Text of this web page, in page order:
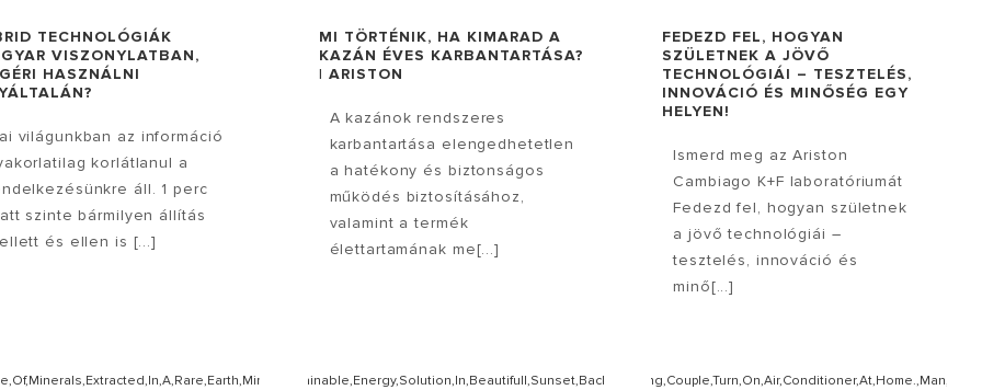
TECHNOLÓGIÁK
VISZONYLATBAN,
HASZNÁLNI
világunkban az információ
korlátlanul a
áll. 1 perc
szinte bármilyen állítás
és ellen is [...]
MI TÖRTÉNIK, HA KIMARAD A
KAZÁN ÉVES KARBANTARTÁSA?
| ARISTON
A kazánok rendszeres
karbantartása elengedhetetlen
a hatékony és biztonságos
működés biztosításához,
valamint a termék
élettartamának me[...]
FEDEZD FEL, HOGYAN
SZÜLETNEK A JÖVŐ
TECHNOLÓGIÁI – TESZTELÉS,
INNOVÁCIÓ ÉS MINŐSÉG EGY
HELYEN!
Ismerd meg az Ariston
Cambiago K+F laboratóriumát
Fedezd fel, hogyan születnek
a jövő technológiái –
tesztelés, innováció és
minő[...]